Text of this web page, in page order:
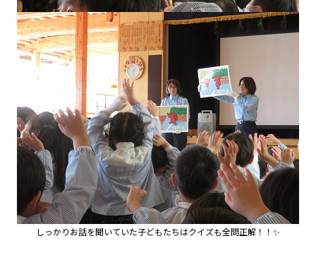
しっかりお話を聞いていた子どもたちはクイズも全問正解！！✨